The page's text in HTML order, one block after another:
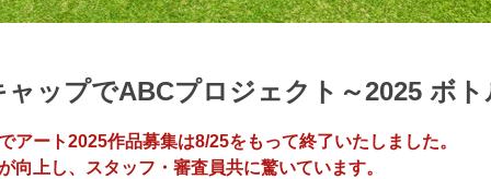
ップでABCプロジェクト～2025 ボ
アート2025作品募集は8/25をもって終了いたしました。
上し、スタッフ・審査員共に驚いています。